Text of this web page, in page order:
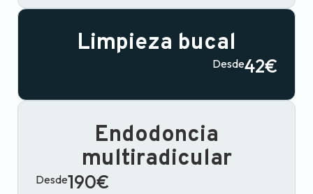
Limpieza bucal
42€
Desde
Endodoncia
multiradicular
Desde190€